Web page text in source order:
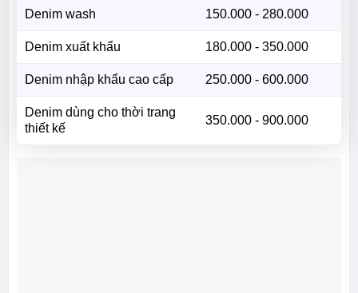
Denim wash 150.000 - 280.000
Denim xuất khẩu 180.000 - 350.000
Denim nhập khẩu cao cấp 250.000 - 600.000
Denim dùng cho thời trang
thiết kế
350.000 - 900.000